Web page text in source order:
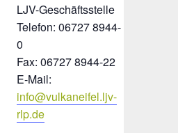
LJV-Geschäftsstelle
Telefon: 06727 8944-
0
Fax: 06727 8944-22
E-Mail:
info@vulkaneifel.ljv-
rlp.de